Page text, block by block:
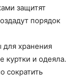
защитят
порядок
хранения
куртки и одеяла.
сократить